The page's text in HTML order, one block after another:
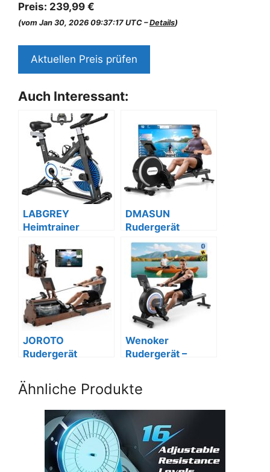
Preis: 239,99 €
(vom Jan 30, 2026 09:37:17 UTC –Details)
Aktuellen Preis prüfen
Auch Interessant:
LABGREY
Heimtrainer
Fahrrad mit Puls,
LCD, iPad-Halter,
verstellbar
DMASUN
Rudergerät
Magnetisch, 16
Stufen, App, 160kg
JOROTO
Rudergerät
Klappbar, Kinomap
Wenoker
Rudergerät –
Ähnliche Produkte